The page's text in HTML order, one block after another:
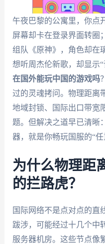
午夜巴黎的公寓里，你点
屏幕却卡在登录界面转圈
组队《原神》，角色却在
想听周杰伦新歌，却显
在国外能玩中国的游戏吗
过的灵魂拷问。物理距离
地域封锁、国际出口带宽
题。但解决之道早已清晰
器，就是你畅玩国服的“任
为什么物理距
的拦路虎？
国际网络不是点对点的直
跋涉，可能经过十几个中
服务器机房。这些节点像